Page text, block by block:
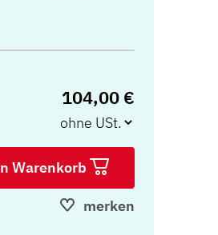
104,00 €
Warenkorb
merken